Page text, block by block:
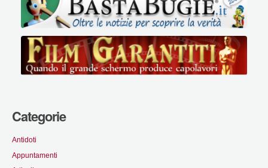
Categorie
Antidoti
Appuntamenti